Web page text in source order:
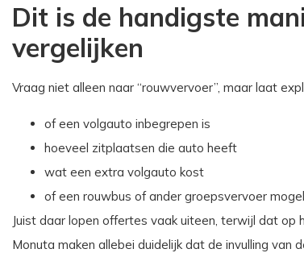
Dit is de handigste
vergelijken
Vraag niet alleen naar “rouwvervoer”, maar laat
of een volgauto inbegrepen is
hoeveel zitplaatsen die auto heeft
wat een extra volgauto kost
of een rouwbus of ander groepsvervoer
Juist daar lopen offertes vaak uiteen, terwijl dat
Monuta maken allebei duidelijk dat de invulling van